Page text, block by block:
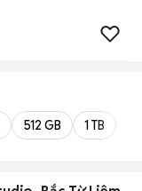
512 GB 1 TB